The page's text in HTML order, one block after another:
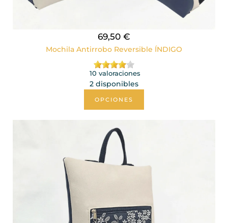
69,50 €
Mochila Antirrobo Reversible ÍNDIGO
10 valoraciones
2 disponibles
OPCIONES